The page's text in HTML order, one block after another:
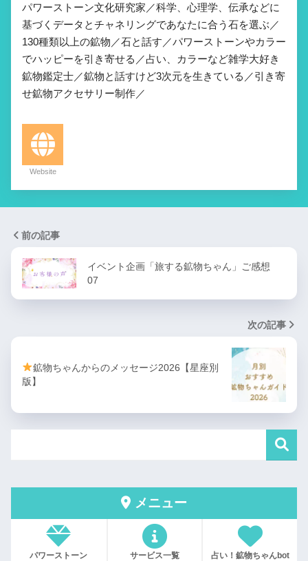
パワーストーン文化研究家／科学、心理学、伝承などに
基づくデータとチャネリングであなたに合う石を選ぶ／
130種類以上の鉱物／石と話す／パワーストーンやカラー
でハッピーを引き寄せる／占い、カラーなど雑学大好き
鉱物鑑定士／鉱物と話すけど3次元を生きている／引き寄
せ鉱物アクセサリー制作／
Website
前の記事
イベント企画「旅する鉱物ちゃん」ご感想
07
次の記事
鉱物ちゃんからのメッセージ2026【星座別
版】
メニュー
パワーストーン
サービス一覧 占い！鉱物ちゃんbot